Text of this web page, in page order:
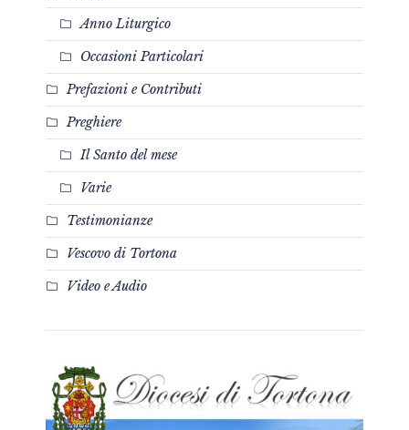
Anno Liturgico
Occasioni Particolari
Prefazioni e Contributi
Preghiere
Il Santo del mese
Varie
Testimonianze
Vescovo di Tortona
Video e Audio